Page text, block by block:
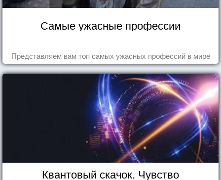
Самые ужасные профессии
Представляем вам топ самых ужасных профессий в мире
Квантовый скачок. Чувство